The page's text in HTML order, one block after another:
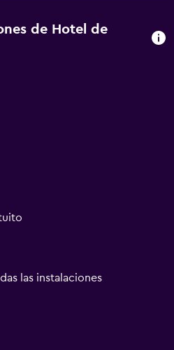
de Hotel de
las instalaciones